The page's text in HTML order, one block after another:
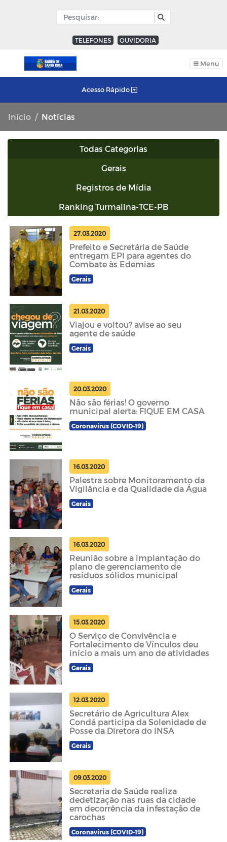
TELEFONES OUVIDORIA
Menu
Acesso Rápido
Início Notícias
Todas Categorias
Gerais
Registros de Mídia
Ranking Turmalina-TCE-PB
27.03.2020
Prefeito e Secretária de Saúde
entregam EPI para agentes do
Combate às Edemias
Gerais
21.03.2020
Viajou e voltou? avise ao seu
agente de saúde
Gerais
20.03.2020
Não são férias! O governo
municipal alerta: FIQUE EM CASA
Coronavírus (COVID-19)
16.03.2020
Palestra sobre Monitoramento da
Vigilância e da Qualidade da Água
Gerais
16.03.2020
Reunião sobre a implantação do
plano de gerenciamento de
resíduos sólidos municipal
Gerais
15.03.2020
O Serviço de Convivência e
Fortalecimento de Vínculos deu
início a mais um ano de atividades
Gerais
12.03.2020
Secretário de Agricultura Alex
Condá participa da Solenidade de
Posse da Diretora do INSA
Gerais
09.03.2020
Secretaria de Saúde realiza
dedetização nas ruas da cidade
em decorrência da infestação de
carochas
Coronavírus (COVID-19)